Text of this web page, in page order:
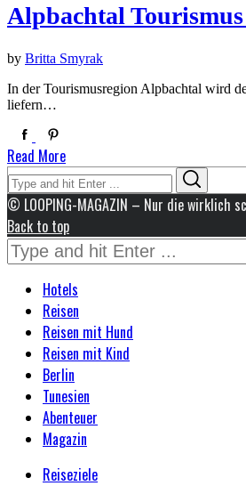
Alpbachtal
by Britta Smyrak
In der Tourismusregion Alpbachtal wird
liefern…
Read More
Search
for:
© LOOPING-MAGAZIN – Nur die wirklich
Back to top
Search
for:
Hotels
Reisen
Reisen mit Hund
Reisen mit Kind
Berlin
Tunesien
Abenteuer
Magazin
Reiseziele